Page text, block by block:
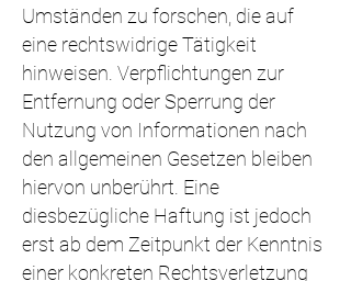
Umständen zu forschen, die auf
eine rechtswidrige Tätigkeit
hinweisen. Verpflichtungen zur
Entfernung oder Sperrung der
Nutzung von Informationen nach
den allgemeinen Gesetzen bleiben
hiervon unberührt. Eine
diesbezügliche Haftung ist jedoch
erst ab dem Zeitpunkt der Kenntnis
einer konkreten Rechtsverletzung